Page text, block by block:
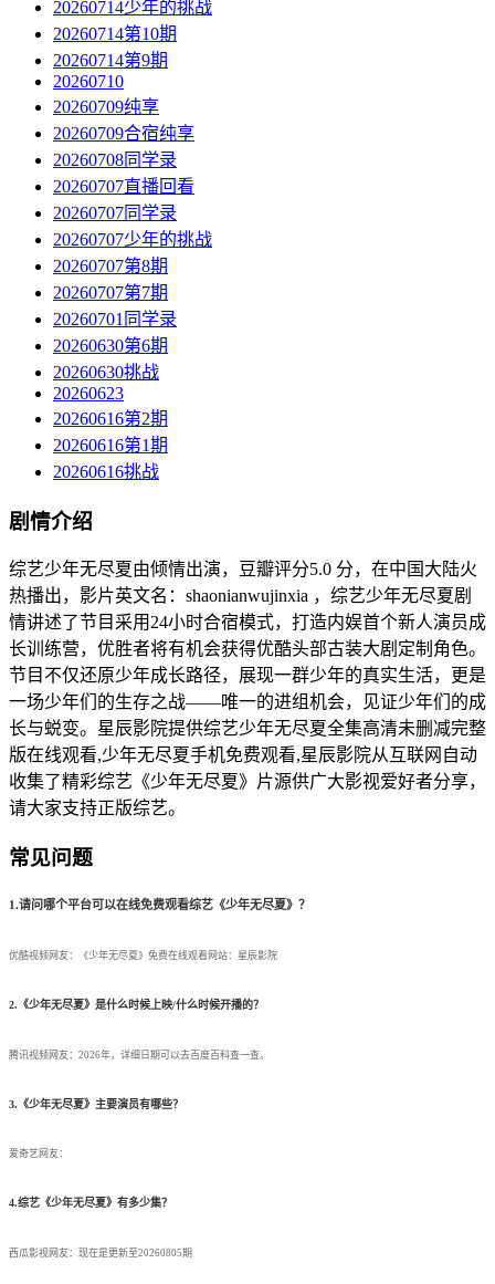
20260714少年的挑战
20260714第10期
20260714第9期
20260710
20260709纯享
20260709合宿纯享
20260708同学录
20260707直播回看
20260707同学录
20260707少年的挑战
20260707第8期
20260707第7期
20260701同学录
20260630第6期
20260630挑战
20260623
20260616第2期
20260616第1期
20260616挑战
剧情介绍
综艺少年无尽夏由倾情出演，豆瓣评分5.0 分，在中国大陆火
热播出，影片英文名：shaonianwujinxia ，综艺少年无尽夏剧
情讲述了节目采用24小时合宿模式，打造内娱首个新人演员成
长训练营，优胜者将有机会获得优酷头部古装大剧定制角色。
节目不仅还原少年成长路径，展现一群少年的真实生活，更是
一场少年们的生存之战——唯一的进组机会，见证少年们的成
长与蜕变。星辰影院提供综艺少年无尽夏全集高清未删减完整
版在线观看,少年无尽夏手机免费观看,星辰影院从互联网自动
收集了精彩综艺《少年无尽夏》片源供广大影视爱好者分享，
请大家支持正版综艺。
常见问题
1.请问哪个平台可以在线免费观看综艺《少年无尽夏》？
优酷视频网友：《少年无尽夏》免费在线观看网站：星辰影院
2.《少年无尽夏》是什么时候上映/什么时候开播的？
腾讯视频网友：2026年，详细日期可以去百度百科查一查。
3.《少年无尽夏》主要演员有哪些？
爱奇艺网友：
4.综艺《少年无尽夏》有多少集？
西瓜影视网友：现在是更新至20260805期